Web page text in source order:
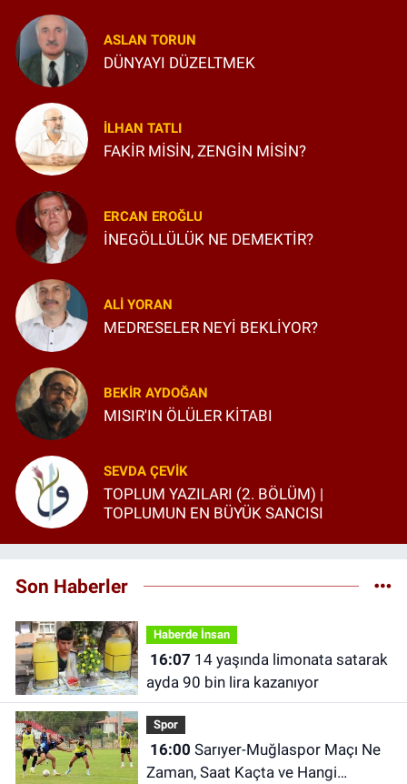
ASLAN TORUN
DÜNYAYI DÜZELTMEK
İLHAN TATLI
FAKİR MİSİN, ZENGİN MİSİN?
ERCAN EROĞLU
İNEGÖLLÜLÜK NE DEMEKTİR?
ALI YORAN
MEDRESELER NEYİ BEKLİYOR?
BEKIR AYDOĞAN
MISIR'IN ÖLÜLER KİTABI
SEVDA ÇEVIK
TOPLUM YAZILARI (2. BÖLÜM) |
TOPLUMUN EN BÜYÜK SANCISI
Son Haberler
Haberde İnsan
16:07
ayda 90 bin lira kazanıyor
Spor
16:00
Zaman, Saat Kaçta ve Hangi